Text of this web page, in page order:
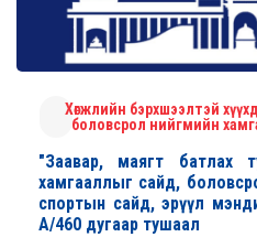
Хөгжлийн бэрхшээлтэй
боловсрол нийгмийн
"Заавар, маягт батлах
хамгааллыг сайд,
спортын сайд, эрүүл
А/460 дугаар тушаал